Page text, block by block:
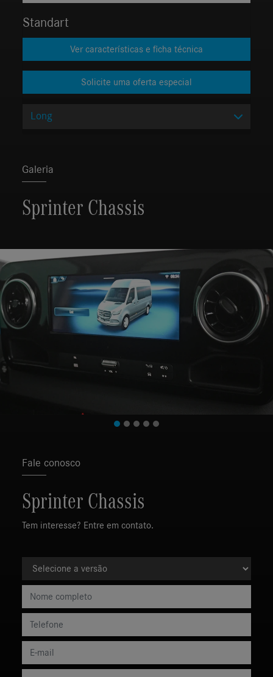
Standart
Ver características e ficha técnica
Long
Galeria
Sprinter Chassis
Fale conosco
Sprinter Chassis
Tem interesse? Entre em contato.